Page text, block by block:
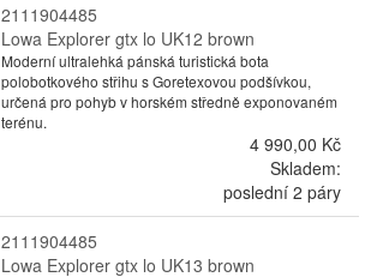
2111904485
Lowa Explorer gtx lo UK12 brown
Moderní ultralehká pánská turistická bota
polobotkového střihu s Goretexovou podšívkou,
určená pro pohyb v horském středně exponovaném
terénu.
4 990,00 Kč
Skladem:
poslední 2 páry
2111904485
Lowa Explorer gtx lo UK13 brown